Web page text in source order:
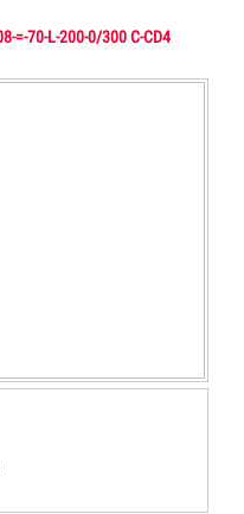
=-70-L-200-0/300 C-CD4